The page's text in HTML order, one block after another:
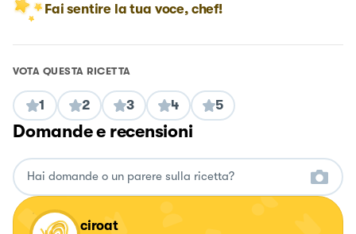
Fai sentire la tua voce, chef!
VOTA QUESTA RICETTA
1 2 3 4 5
Domande e recensioni
ciroat